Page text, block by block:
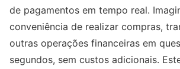
de pagamentos em tempo real.
conveniência de realizar compras,
outras operações financeiras em
segundos, sem custos adicionais.